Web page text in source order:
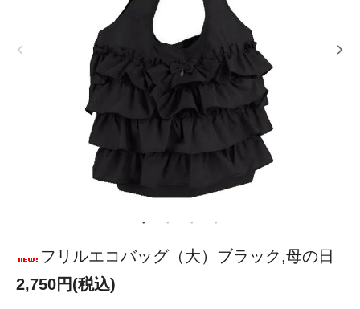
フリルエコバッグ（大）ブラック,母の日
2,750円(税込)